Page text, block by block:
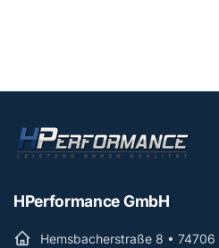
HPerformance GmbH
Hemsbacherstraße 8 •